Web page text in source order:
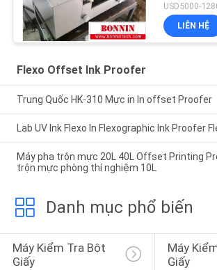
USD5000-
LIÊN HỆ
Flexo Offset Ink Proofer
Trung Quốc HK-310 Mực in In offset Proofer
Lab UV Ink Flexo In Flexographic Ink Proofer
Máy pha trộn mực 20L 40L Offset Printing
trộn mực phòng thí nghiệm 10L
Danh mục phổ biến
Máy Kiểm Tra Bột
Giấy
Máy
Giấy